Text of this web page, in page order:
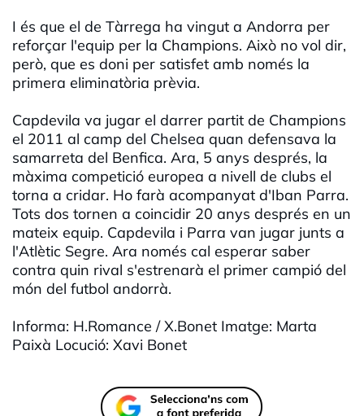
I és que el de Tàrrega ha vingut a Andorra per
reforçar l'equip per la Champions. Això no vol dir,
però, que es doni per satisfet amb només la
primera eliminatòria prèvia.
Capdevila va jugar el darrer partit de Champions
el 2011 al camp del Chelsea quan defensava la
samarreta del Benfica. Ara, 5 anys després, la
màxima competició europea a nivell de clubs el
torna a cridar. Ho farà acompanyat d'Iban Parra.
Tots dos tornen a coincidir 20 anys després en un
mateix equip. Capdevila i Parra van jugar junts a
l'Atlètic Segre. Ara només cal esperar saber
contra quin rival s'estrenarà el primer campió del
món del futbol andorrà.
Informa: H.Romance / X.Bonet Imatge: Marta
Paixà Locució: Xavi Bonet